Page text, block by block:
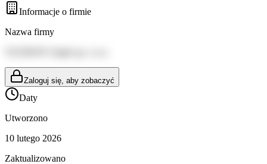
Informacje o firmie
Nazwa firmy
Zaloguj się, aby zobaczyć
Daty
Utworzono
10 lutego 2026
Zaktualizowano